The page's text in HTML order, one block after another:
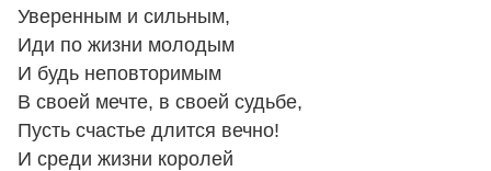
Уверенным и сильным,
Иди по жизни молодым
И будь неповторимым
В своей мечте, в своей судьбе,
Пусть счастье длится вечно!
И среди жизни королей